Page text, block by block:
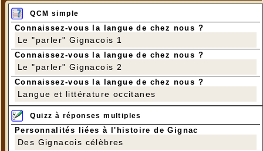
QCM simple
Connaissez-vous la langue de chez nous ?
Le "parler" Gignacois 1
Connaissez-vous la langue de chez nous ?
Le "parler" Gignacois 2
Connaissez-vous la langue de chez nous ?
Langue et littérature occitanes
Quizz à réponses multiples
Personnalités liées à l'histoire de Gignac
Des Gignacois célèbres